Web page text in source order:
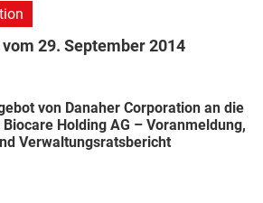
29. September 2014
von Danaher Corporation an die
Holding AG – Voranmeldung,
Verwaltungsratsbericht